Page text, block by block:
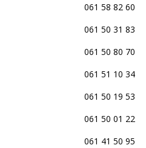
061 58 82 60
061 50 31 83
061 50 80 70
061 51 10 34
061 50 19 53
061 50 01 22
061 41 50 95